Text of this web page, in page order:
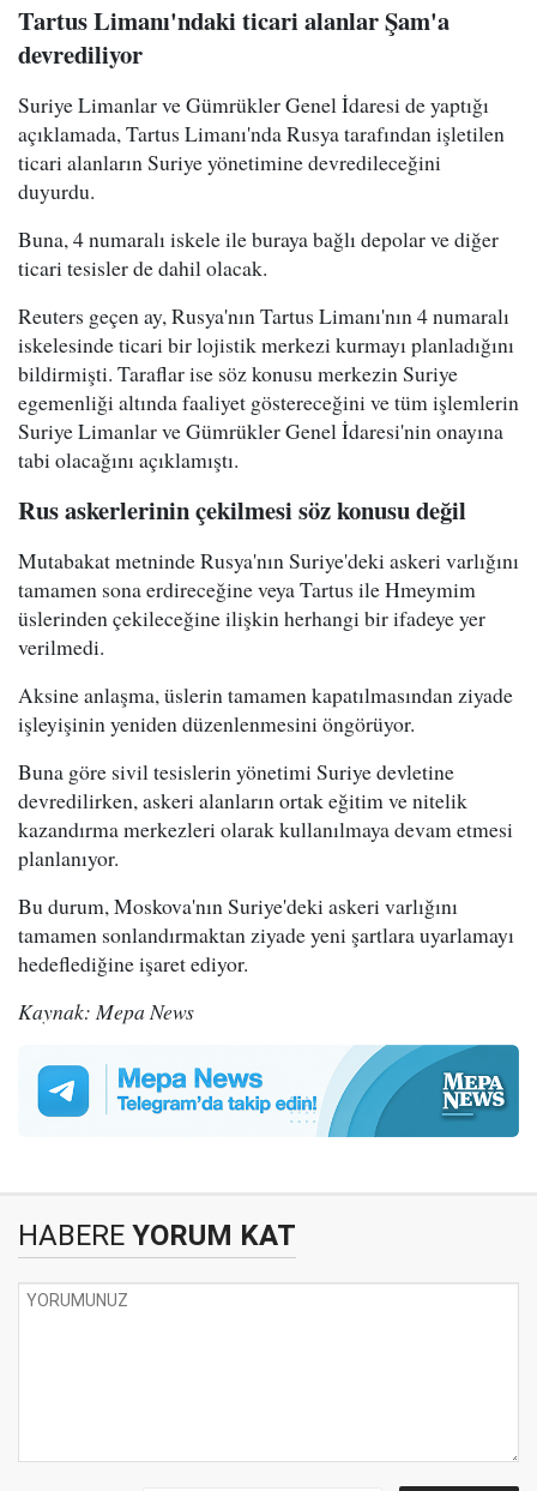
Tartus Limanı'ndaki ticari alanlar Şam'a
devrediliyor
Suriye Limanlar ve Gümrükler Genel İdaresi de yaptığı
açıklamada, Tartus Limanı'nda Rusya tarafından işletilen
ticari alanların Suriye yönetimine devredileceğini
duyurdu.
Buna, 4 numaralı iskele ile buraya bağlı depolar ve diğer
ticari tesisler de dahil olacak.
Reuters geçen ay, Rusya'nın Tartus Limanı'nın 4 numaralı
iskelesinde ticari bir lojistik merkezi kurmayı planladığını
bildirmişti. Taraflar ise söz konusu merkezin Suriye
egemenliği altında faaliyet göstereceğini ve tüm işlemlerin
Suriye Limanlar ve Gümrükler Genel İdaresi'nin onayına
tabi olacağını açıklamıştı.
Rus askerlerinin çekilmesi söz konusu değil
Mutabakat metninde Rusya'nın Suriye'deki askeri varlığını
tamamen sona erdireceğine veya Tartus ile Hmeymim
üslerinden çekileceğine ilişkin herhangi bir ifadeye yer
verilmedi.
Aksine anlaşma, üslerin tamamen kapatılmasından ziyade
işleyişinin yeniden düzenlenmesini öngörüyor.
Buna göre sivil tesislerin yönetimi Suriye devletine
devredilirken, askeri alanların ortak eğitim ve nitelik
kazandırma merkezleri olarak kullanılmaya devam etmesi
planlanıyor.
Bu durum, Moskova'nın Suriye'deki askeri varlığını
tamamen sonlandırmaktan ziyade yeni şartlara uyarlamayı
hedeflediğine işaret ediyor.
Kaynak: Mepa News
HABERE YORUM KAT